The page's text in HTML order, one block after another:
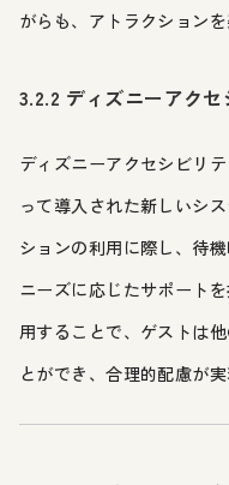
がらも、アトラクション
3.2.2 ディズニーアクセ
ディズニーアクセシビリ
って導入された新しいシ
ションの利用に際し、待
ニーズに応じたサポート
用することで、ゲストは
とができ、合理的配慮が実